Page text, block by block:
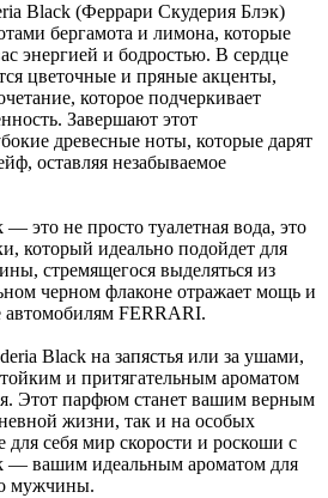
Black (Феррари Скудерия Блэк)
бергамота и лимона, которые
энергией и бодростью. В сердце
цветочные и пряные акценты,
которое подчеркивает
Завершают этот
древесные ноты, которые дарят
оставляя незабываемое
это не просто туалетная вода, это
который идеально подойдет для
стремящегося выделяться из
черном флаконе отражает мощь и
автомобилям FERRARI.
Black на запястья или за ушами,
и притягательным ароматом
Этот парфюм станет вашим верным
жизни, так и на особых
для себя мир скорости и роскоши с
— вашим идеальным ароматом для
мужчины.